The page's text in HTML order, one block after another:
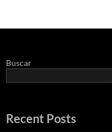
Buscar
Recent Posts